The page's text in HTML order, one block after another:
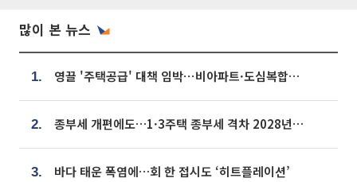
많이 본 뉴스
1. 영끌 '주택공급' 대책 임박⋯비아파트·도심복합까지 총동원
2. 종부세 개편에도…1·3주택 종부세 격차 2028년부터 확대
3. 바다 태운 폭염에…회 한 접시도 ‘히트플레이션’